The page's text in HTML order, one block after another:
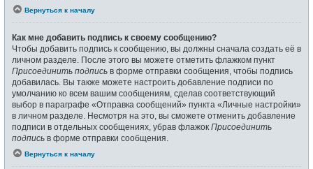
Вернуться к началу
Как мне добавить подпись к своему сообщению?
Чтобы добавить подпись к сообщению, вы должны сначала создать её в
личном разделе. После этого вы можете отметить флажком пункт
Присоединить подпись в форме отправки сообщения, чтобы подпись
добавилась. Вы также можете настроить добавление подписи по
умолчанию ко всем вашим сообщениям, сделав соответствующий
выбор в параграфе «Отправка сообщений» пункта «Личные настройки»
в личном разделе. Несмотря на это, вы сможете отменить добавление
подписи в отдельных сообщениях, убрав флажок Присоединить
подпись в форме отправки сообщения.
Вернуться к началу